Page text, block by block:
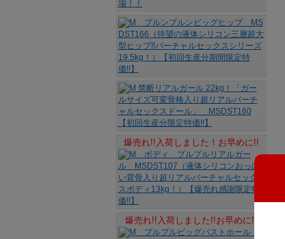
爆売れ!!入荷しました！お早めに!!
爆売れ!!入荷しました!!お早めに!!